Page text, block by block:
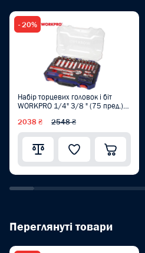
- 20%
Набір торцевих головок і біт
WORKPRO 1/4" 3/8 " (75 пред.)
2038 ₴ 2548 ₴
Переглянуті товари